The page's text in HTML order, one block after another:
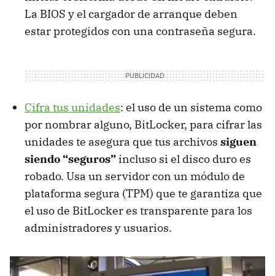
La BIOS y el cargador de arranque deben
estar protegidos con una contraseña segura.
Cifra tus unidades: el uso de un sistema como
por nombrar alguno, BitLocker, para cifrar las
unidades te asegura que tus archivos siguen
siendo “seguros” incluso si el disco duro es
robado. Usa un servidor con un módulo de
plataforma segura (TPM) que te garantiza que
el uso de BitLocker es transparente para los
administradores y usuarios.